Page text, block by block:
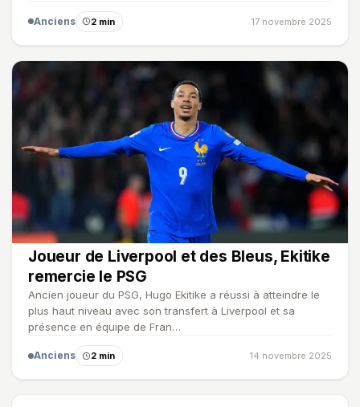
Anciens 2 min 17 novembre 2025
Joueur de Liverpool et des Bleus, Ekitike
remercie le PSG
Ancien joueur du PSG, Hugo Ekitike a réussi à atteindre le
plus haut niveau avec son transfert à Liverpool et sa
présence en équipe de Fran…
Anciens 2 min 14 novembre 2025